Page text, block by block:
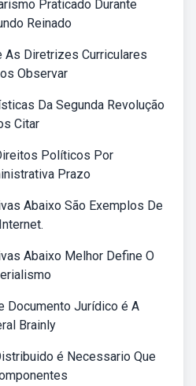
Praticado Durante
Reinado
As Diretrizes Curriculares
Observar
Da Segunda Revolução
Citar
Políticos Por
Prazo
Abaixo São Exemplos De
Abaixo Melhor Define O
Documento Jurídico é A
Brainly
é Necessario Que